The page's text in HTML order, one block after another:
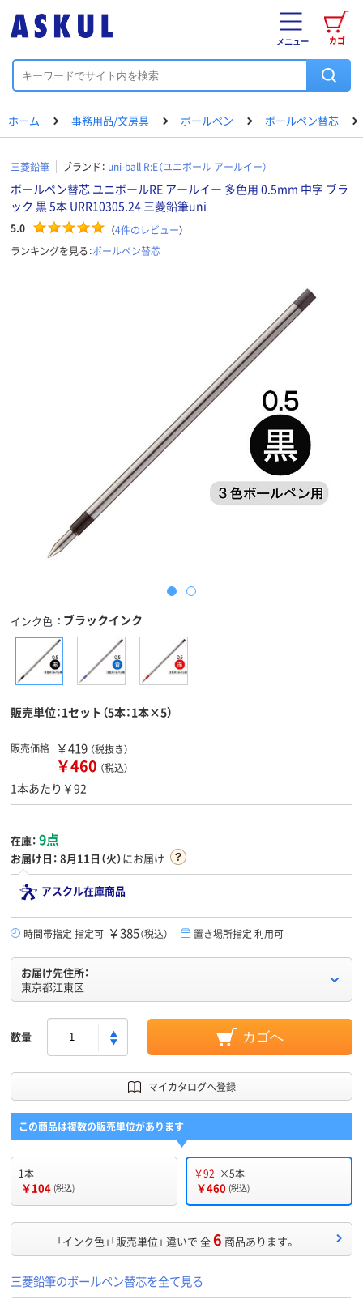
カゴ
メニュー
ホーム 事務用品/文房具 ボールペン ボールペン替芯
三菱鉛筆 ブランド： uni-ball R:E（ユニボール アールイー）
ボールペン替芯 ユニボールRE アールイー 多色用 0.5mm 中字 ブラ
ック 黒 5本 URR10305.24 三菱鉛筆uni
5.0 （4件のレビュー）
ランキングを見る：ボールペン替芯
インク色 ブラックインク
販売単位：1セット（5本：1本×5）
販売価格 ￥419 （税抜き）
￥460 （税込）
1本あたり￥92
在庫： 9点
お届け日： 8月11日（火）にお届け
アスクル在庫商品
時間帯指定 指定可 ￥385（税込） 置き場所指定 利用可
お届け先住所：
東京都江東区
数量 カゴへ
マイカタログへ登録
この商品は複数の販売単位があります
1本
￥104 (税込)
￥92 ×5本
￥460 (税込)
「インク色」「販売単位」 違いで 全6 商品あります。
三菱鉛筆のボールペン替芯を全て見る